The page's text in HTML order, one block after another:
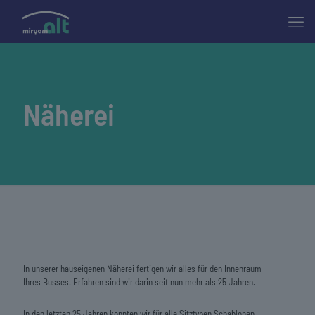
Näherei
In unserer hauseigenen Näherei fertigen wir alles für den Innenraum
Ihres Busses. Erfahren sind wir darin seit nun mehr als 25 Jahren.